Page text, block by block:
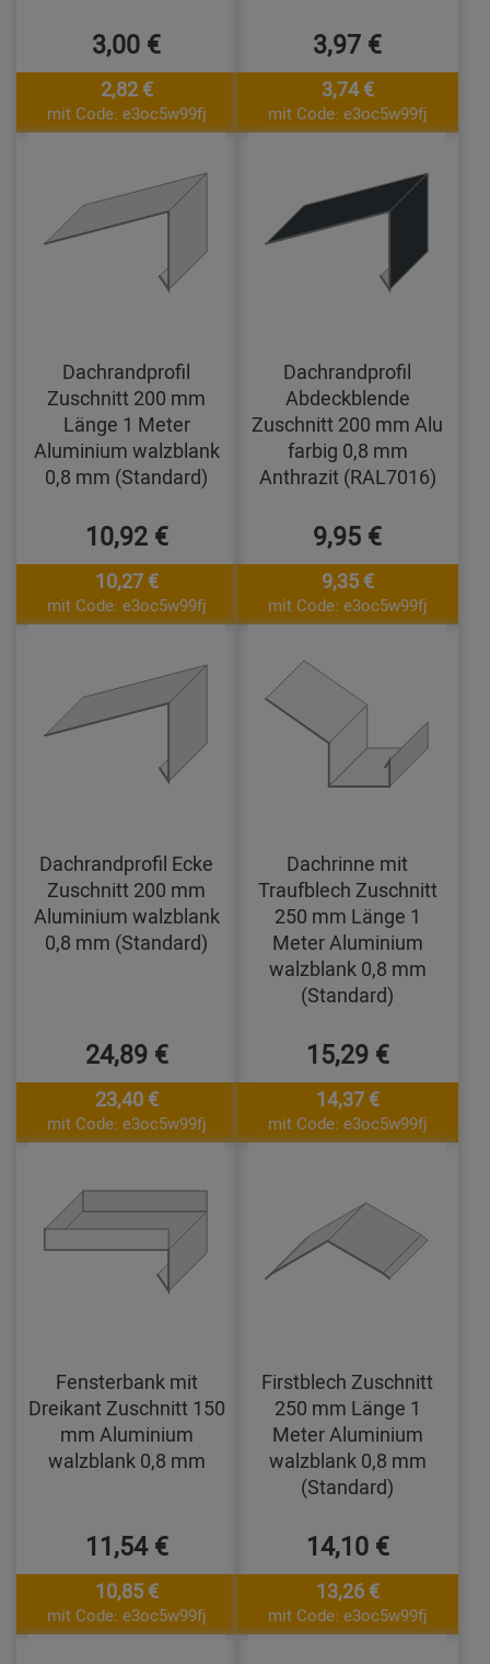
3,00 €
2,82 €
mit Code: e3oc5w99fj
3,97 €
3,74 €
mit Code: e3oc5w99fj
Dachrandprofil
Zuschnitt 200 mm
Länge 1 Meter
Aluminium walzblank
0,8 mm (Standard)
10,92 €
10,27 €
mit Code: e3oc5w99fj
Dachrandprofil
Abdeckblende
Zuschnitt 200 mm Alu
farbig 0,8 mm
Anthrazit (RAL7016)
9,95 €
9,35 €
mit Code: e3oc5w99fj
Dachrandprofil Ecke
Zuschnitt 200 mm
Aluminium walzblank
0,8 mm (Standard)
24,89 €
23,40 €
mit Code: e3oc5w99fj
Dachrinne mit
Traufblech Zuschnitt
250 mm Länge 1
Meter Aluminium
walzblank 0,8 mm
(Standard)
15,29 €
14,37 €
mit Code: e3oc5w99fj
Fensterbank mit
Dreikant Zuschnitt 150
mm Aluminium
walzblank 0,8 mm
11,54 €
10,85 €
mit Code: e3oc5w99fj
Firstblech Zuschnitt
250 mm Länge 1
Meter Aluminium
walzblank 0,8 mm
(Standard)
14,10 €
13,26 €
mit Code: e3oc5w99fj